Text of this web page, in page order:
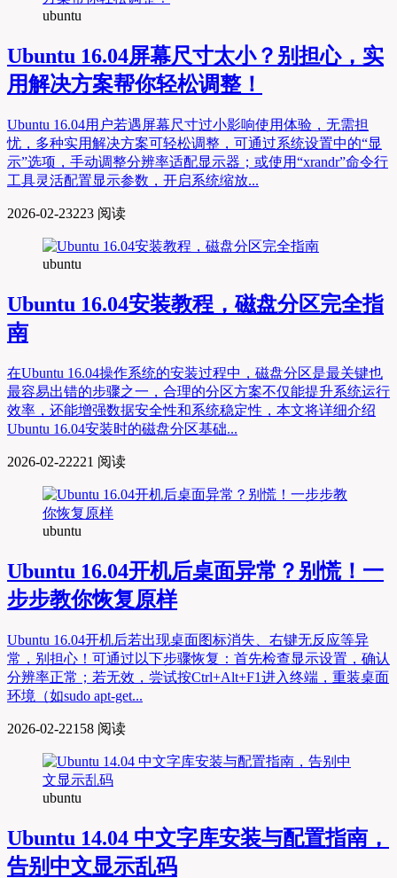
ubuntu
Ubuntu 16.04屏幕尺寸太小？别担心，实
用解决方案帮你轻松调整！
Ubuntu 16.04用户若遇屏幕尺寸过小影响使用体验，无需担
忧，多种实用解决方案可轻松调整，可通过系统设置中的“显
示”选项，手动调整分辨率适配显示器；或使用“xrandr”命令行
工具灵活配置显示参数，开启系统缩放...
2026-02-23223 阅读
ubuntu
Ubuntu 16.04安装教程，磁盘分区完全指
南
在Ubuntu 16.04操作系统的安装过程中，磁盘分区是最关键也
最容易出错的步骤之一，合理的分区方案不仅能提升系统运行
效率，还能增强数据安全性和系统稳定性，本文将详细介绍
Ubuntu 16.04安装时的磁盘分区基础...
2026-02-22221 阅读
ubuntu
Ubuntu 16.04开机后桌面异常？别慌！一
步步教你恢复原样
Ubuntu 16.04开机后若出现桌面图标消失、右键无反应等异
常，别担心！可通过以下步骤恢复：首先检查显示设置，确认
分辨率正常；若无效，尝试按Ctrl+Alt+F1进入终端，重装桌面
环境（如sudo apt-get...
2026-02-22158 阅读
ubuntu
Ubuntu 14.04 中文字库安装与配置指南，
告别中文显示乱码